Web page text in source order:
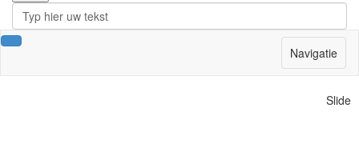
Navigatie
Slide